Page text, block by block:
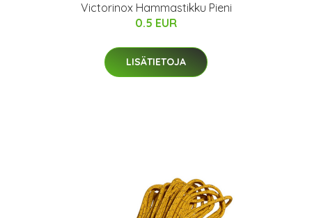
Victorinox Hammastikku Pieni
0.5 EUR
LISÄTIETOJA